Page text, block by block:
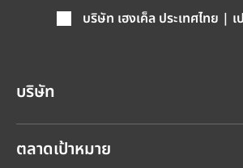
บริษัท เฮงเค็ล ประเทศไทย | เ
บริษัท
ตลาดเป้าหมาย